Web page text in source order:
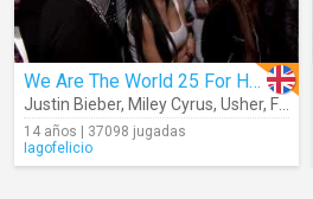
We Are The World 25 For Haiti
Justin Bieber, Miley Cyrus, Usher, Fergie
14 años | 37098 jugadas
Iagofelicio